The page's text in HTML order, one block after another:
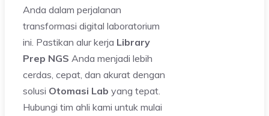
Anda dalam perjalanan
transformasi digital laboratorium
ini. Pastikan alur kerja Library
Prep NGS Anda menjadi lebih
cerdas, cepat, dan akurat dengan
solusi Otomasi Lab yang tepat.
Hubungi tim ahli kami untuk mulai